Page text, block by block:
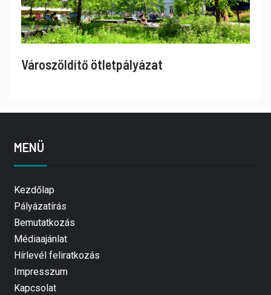
Városzöldítő ötletpályázat
MENÜ
Kezdőlap
Pályázatírás
Bemutatkozás
Médiaajánlat
Hírlevél feliratkozás
Impresszum
Kapcsolat